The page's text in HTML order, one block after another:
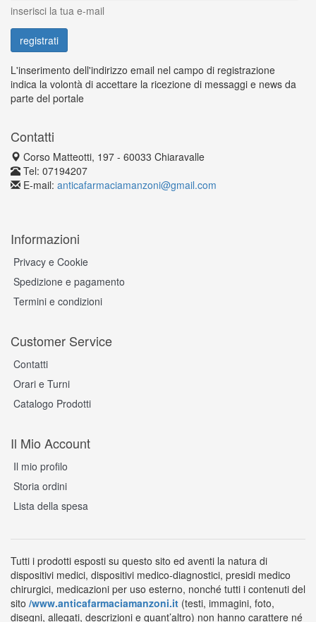
inserisci la tua e-mail
L'inserimento dell'indirizzo email nel campo di registrazione
indica la volontà di accettare la ricezione di messaggi e news da
parte del portale
Contatti
Corso Matteotti, 197 - 60033 Chiaravalle
Tel: 07194207
E-mail: anticafarmaciamanzoni@gmail.com
Informazioni
Privacy e Cookie
Spedizione e pagamento
Termini e condizioni
Customer Service
Contatti
Orari e Turni
Catalogo Prodotti
Il Mio Account
Il mio profilo
Storia ordini
Lista della spesa
Tutti i prodotti esposti su questo sito ed aventi la natura di
dispositivi medici, dispositivi medico-diagnostici, presidi medico
chirurgici, medicazioni per uso esterno, nonché tutti i contenuti del
sito /www.anticafarmaciamanzoni.it (testi, immagini, foto,
disegni, allegati, descrizioni e quant’altro) non hanno carattere né